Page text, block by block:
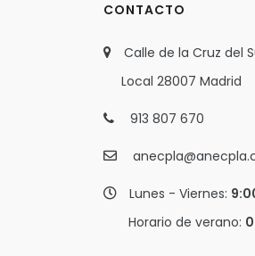
CONTACTO
Calle de la Cruz del
Local 28007 Madrid
913 807 670
Lunes - Viernes:
Horario de verano: